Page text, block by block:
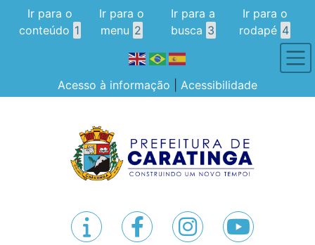
Ir para o
conteúdo 1
Ir para o
menu 2
Ir para a
busca 3
Ir para o
rodapé 4
Acesso à informação Acessibilidade